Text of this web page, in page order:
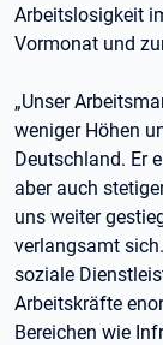
Arbeitslosigkeit
Vormonat und
„Unser
weniger Höhen
Deutschland. Er
aber auch
uns weiter
verlangsamt
soziale
Arbeitskräfte
Bereichen wie